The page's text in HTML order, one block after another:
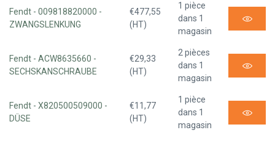
Fendt - 009818820000 -
ZWANGSLENKUNG
€477,55
(HT)
1 pièce
dans 1
magasin
Fendt - ACW8635660 -
SECHSKANSCHRAUBE
€29,33
(HT)
2 pièces
dans 1
magasin
Fendt - X820500509000 -
DÜSE
€11,77
(HT)
1 pièce
dans 1
magasin